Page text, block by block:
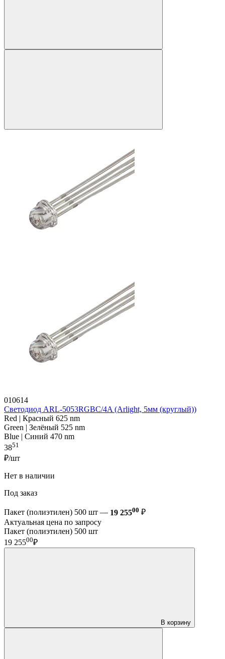
010614
Светодиод ARL-5053RGBC/4A (Arlight, 5мм (круглый))
Red | Красный 625 nm
Green | Зелёный 525 nm
Blue | Синий 470 nm
3851
₽/шт
Нет в наличии
Под заказ
Пакет (полиэтилен) 500 шт — 19 25500 ₽
Актуальная цена по запросу
Пакет (полиэтилен) 500 шт
19 25500₽
В корзину